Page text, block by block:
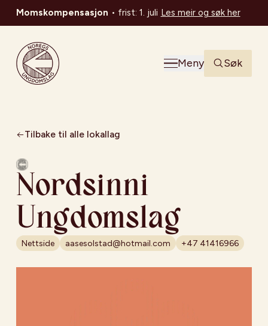
Momskompensasjon • frist: 1. juli Les meir og søk her
Noregs Ungdomslag
Meny
Søk
Tilbake til alle lokallag
Nordsinni
Ungdomslag
Nettside aasesolstad@hotmail.com +47 41416966